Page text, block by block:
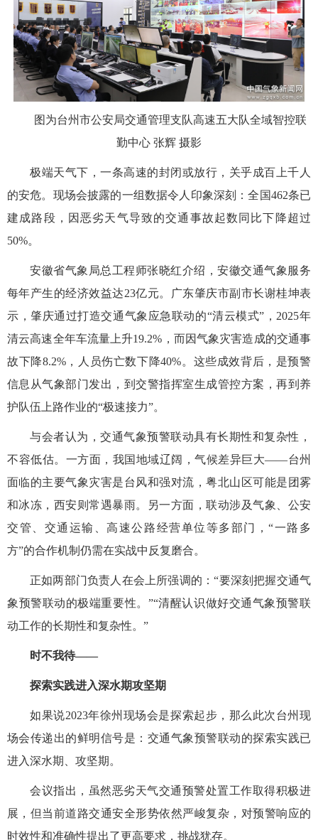
图为台州市公安局交通管理支队高速五大队全域智控联
勤中心 张辉 摄影
极端天气下，一条高速的封闭或放行，关乎成百上千人
的安危。现场会披露的一组数据令人印象深刻：全国462条已
建成路段，因恶劣天气导致的交通事故起数同比下降超过
50%。
安徽省气象局总工程师张晓红介绍，安徽交通气象服务
每年产生的经济效益达23亿元。广东肇庆市副市长谢桂坤表
示，肇庆通过打造交通气象应急联动的“清云模式”，2025年
清云高速全年车流量上升19.2%，而因气象灾害造成的交通事
故下降8.2%，人员伤亡数下降40%。这些成效背后，是预警
信息从气象部门发出，到交警指挥室生成管控方案，再到养
护队伍上路作业的“极速接力”。
与会者认为，交通气象预警联动具有长期性和复杂性，
不容低估。一方面，我国地域辽阔，气候差异巨大——台州
面临的主要气象灾害是台风和强对流，粤北山区可能是团雾
和冰冻，西安则常遇暴雨。另一方面，联动涉及气象、公安
交管、交通运输、高速公路经营单位等多部门，“一路多
方”的合作机制仍需在实战中反复磨合。
正如两部门负责人在会上所强调的：“要深刻把握交通气
象预警联动的极端重要性。”“清醒认识做好交通气象预警联
动工作的长期性和复杂性。”
时不我待——
探索实践进入深水期攻坚期
如果说2023年徐州现场会是探索起步，那么此次台州现
场会传递出的鲜明信号是：交通气象预警联动的探索实践已
进入深水期、攻坚期。
会议指出，虽然恶劣天气交通预警处置工作取得积极进
展，但当前道路交通安全形势依然严峻复杂，对预警响应的
时效性和准确性提出了更高要求，挑战犹存。